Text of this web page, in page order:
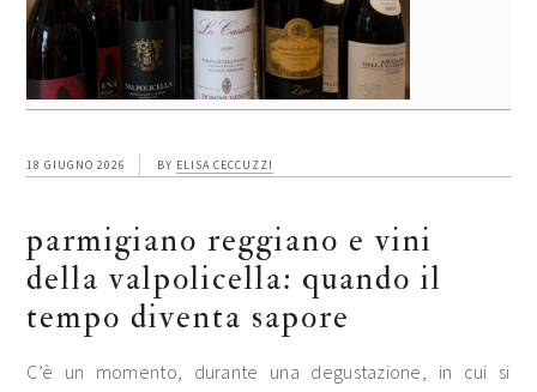
18 GIUGNO 2026 BY ELISA CECCUZZI
parmigiano reggiano e vini
della valpolicella: quando il
tempo diventa sapore
C’è un momento, durante una degustazione, in cui si